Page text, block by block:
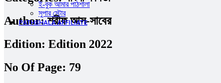
ই-বুক আমার পাঠশালা
সুপার ‍স্টোর
PATHSHALA AFFILIATE
Author:শরীফ আস-সাবের
Edition: Edition 2022
No Of Page: 79